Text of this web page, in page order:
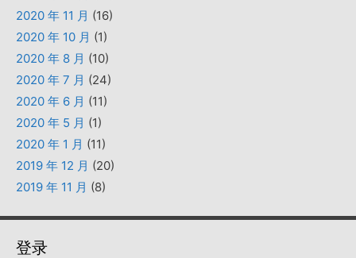
2020 年 11 月 (16)
2020 年 10 月 (1)
2020 年 8 月 (10)
2020 年 7 月 (24)
2020 年 6 月 (11)
2020 年 5 月 (1)
2020 年 1 月 (11)
2019 年 12 月 (20)
2019 年 11 月 (8)
登录